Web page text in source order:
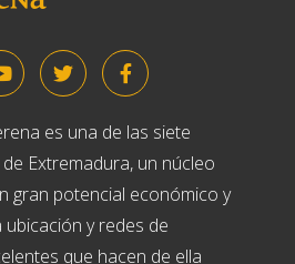
es una de las siete
Extremadura, un núcleo
gran potencial económico y
ubicación y redes de
que hacen de ella